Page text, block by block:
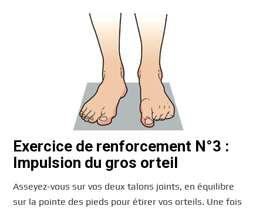
Exercice de renforcement N°3 :
Impulsion du gros orteil
Asseyez-vous sur vos deux talons joints, en équilibre
sur la pointe des pieds pour étirer vos orteils. Une fois